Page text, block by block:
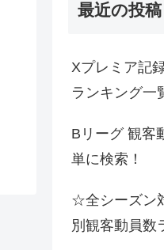
最近の投稿
Xプレミア記
ランキング一
Bリーグ 観客
単に検索！
☆全シーズン
別観客動員数